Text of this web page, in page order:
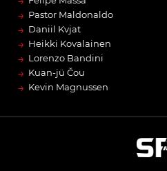
→ Pastor Maldonaldo
→ Daniil Kvjat
→ Heikki Kovalainen
→ Lorenzo Bandini
→ Kuan-jü Čou
→ Kevin Magnussen